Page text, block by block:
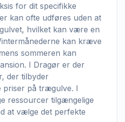
for dit specifikke
kan ofte udføres uden at
hvilket kan være en
kan kræve
sommeren kan
I Dragør er der
der tilbyder
priser på trægulve. I
ressourcer tilgængelige
at vælge det perfekte